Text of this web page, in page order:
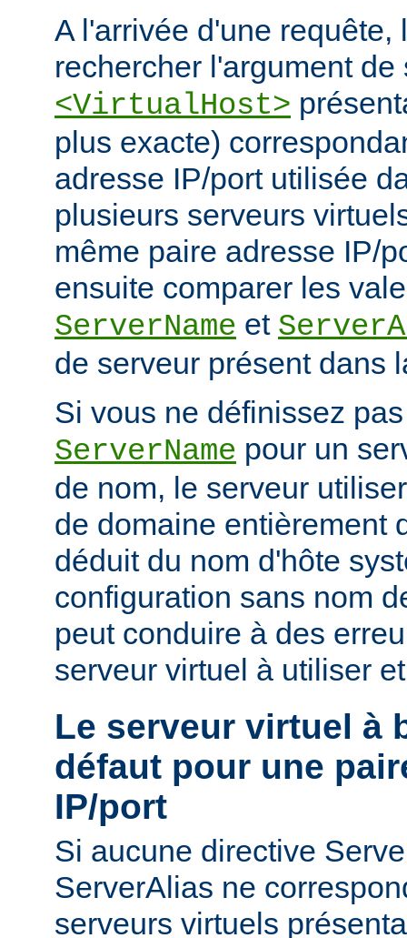
A l'arrivée d'une requête,
rechercher l'argument de
<VirtualHost>
plus exacte)
adresse IP/port utilisée
plusieurs serveurs
même paire adresse IP/
ensuite comparer les
ServerName et
de serveur présent dans
Si vous ne définissez
ServerName pour un
de nom, le serveur
de domaine entièrement
déduit du nom d'hôte
configuration sans nom
peut conduire à des
serveur virtuel à utiliser
Le serveur virtuel à
défaut pour une
IP/port
Si aucune directive
ServerAlias ne
serveurs virtuels